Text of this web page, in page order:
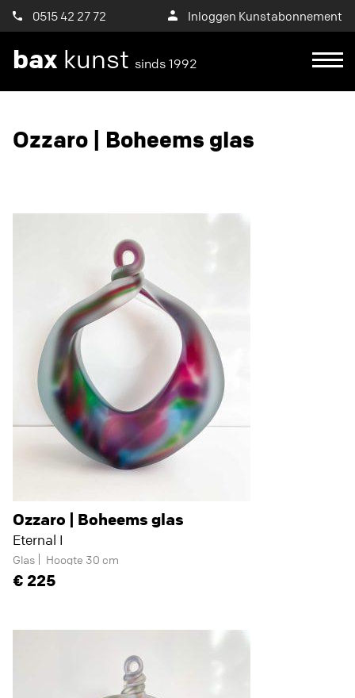
0515 42 27 72 Inloggen Kunstabonnement
bax kunst sinds 1992
Ozzaro | Boheems glas
Ozzaro | Boheems glas
Eternal I
Glas Hoogte 30 cm
225